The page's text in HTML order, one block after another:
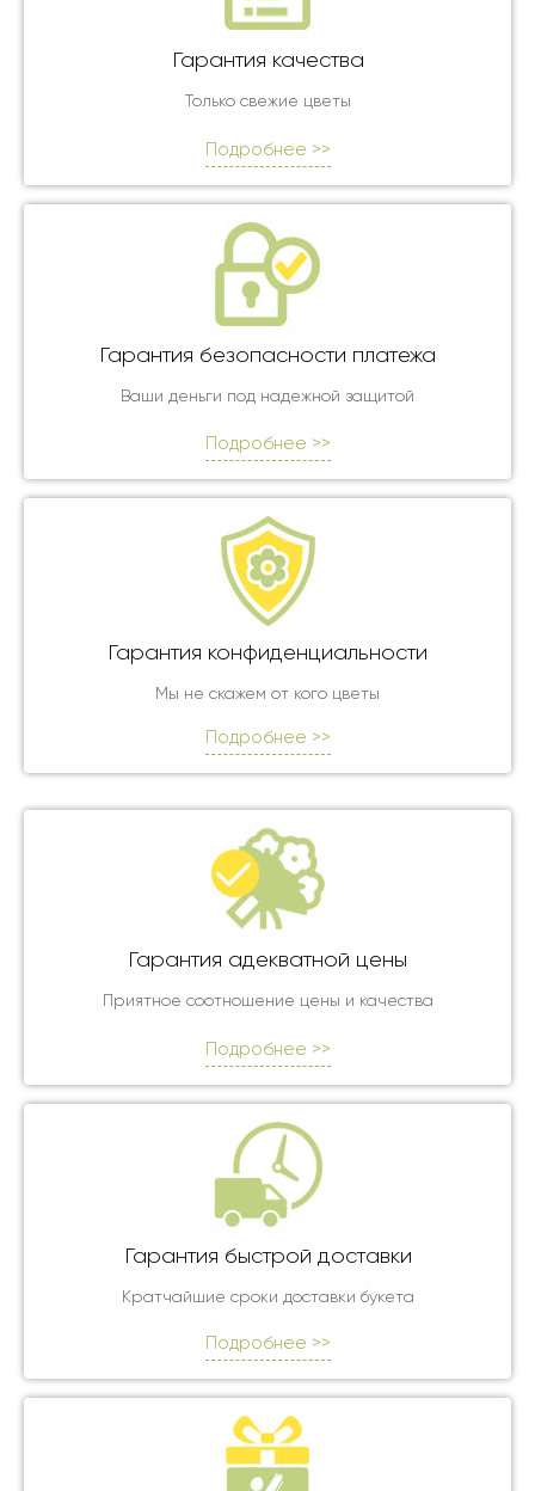
Гарантия качества
Только свежие цветы
Подробнее >>
Гарантия безопасности платежа
Ваши деньги под надежной защитой
Подробнее >>
Гарантия конфиденциальности
Мы не скажем от кого цветы
Подробнее >>
Гарантия адекватной цены
Приятное соотношение цены и качества
Подробнее >>
Гарантия быстрой доставки
Кратчайшие сроки доставки букета
Подробнее >>